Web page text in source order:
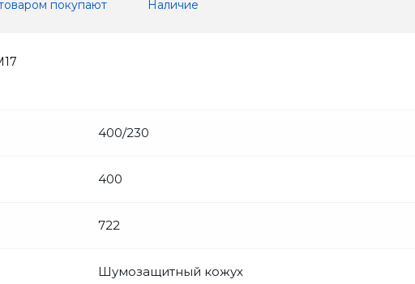
покупают Наличие
400/230
400
722
Шумозащитный кожух